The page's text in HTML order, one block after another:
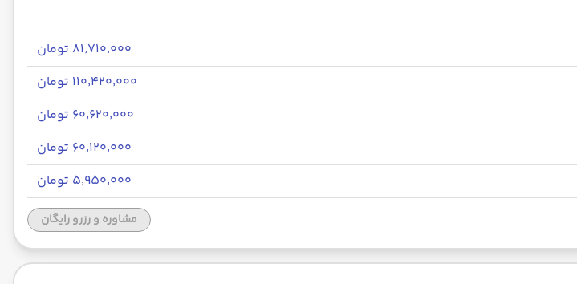
۸۱٬۷۱۰٬۰۰۰ تومان
۱۱۰٬۴۲۰٬۰۰۰ تومان
۶۰٬۶۲۰٬۰۰۰ تومان
۶۰٬۱۲۰٬۰۰۰ تومان
۵٬۹۵۰٬۰۰۰ تومان
مشاوره و رزرو رایگان